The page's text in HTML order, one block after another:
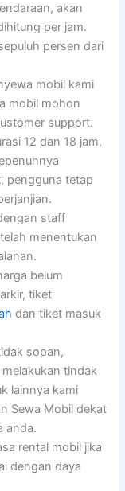
akan
per jam.
persen dari
mobil kami
mobil mohon
support.
12 dan 18 jam,
pengguna tetap
staff
menentukan
belum
tiket
dan tiket masuk
sopan,
tindak
lainnya kami
Sewa Mobil dekat
anda.
rental mobil jika
dengan daya